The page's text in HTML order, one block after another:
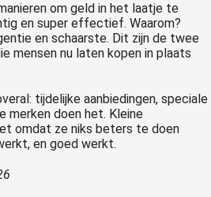
om geld in het laatje te
en super effectief. Waarom?
en schaarste. Dit zijn de twee
mensen nu laten kopen in plaats
tijdelijke aanbiedingen, speciale
merken doen het. Kleine
omdat ze niks beters te doen
en goed werkt.